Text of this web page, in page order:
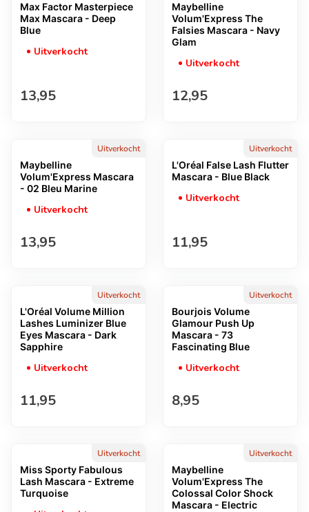
Max Factor Masterpiece
Max Mascara - Deep
Blue
Uitverkocht
Normale prijs
13,95
Maybelline
Volum'Express The
Falsies Mascara - Navy
Glam
Uitverkocht
Normale prijs
12,95
Uitverkocht
Maybelline
Volum'Express Mascara
- 02 Bleu Marine
Uitverkocht
Normale prijs
13,95
Uitverkocht
L'Oréal False Lash Flutter
Mascara - Blue Black
Uitverkocht
Normale prijs
11,95
Uitverkocht
L'Oréal Volume Million
Lashes Luminizer Blue
Eyes Mascara - Dark
Sapphire
Uitverkocht
Normale prijs
11,95
Uitverkocht
Bourjois Volume
Glamour Push Up
Mascara - 73
Fascinating Blue
Uitverkocht
Normale prijs
8,95
Uitverkocht
Miss Sporty Fabulous
Lash Mascara - Extreme
Turquoise
Uitverkocht
Maybelline
Volum'Express The
Colossal Color Shock
Mascara - Electric